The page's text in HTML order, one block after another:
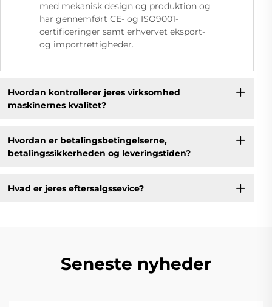
med mekanisk design og produktion og
har gennemført CE- og ISO9001-
certificeringer samt erhvervet eksport-
og importrettigheder.
Hvordan kontrollerer jeres virksomhed
maskinernes kvalitet?
Hvordan er betalingsbetingelserne,
betalingssikkerheden og leveringstiden?
Hvad er jeres eftersalgssevice?
Seneste nyheder